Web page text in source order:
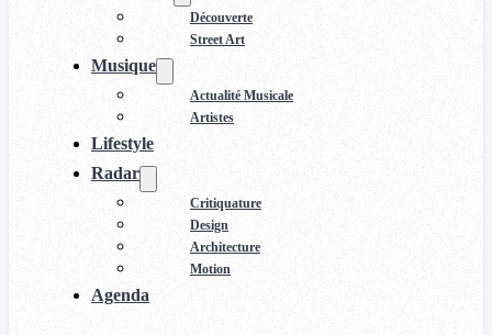
Découverte
Street Art
Musique
Actualité Musicale
Artistes
Lifestyle
Radar
Critiquature
Design
Architecture
Motion
Agenda